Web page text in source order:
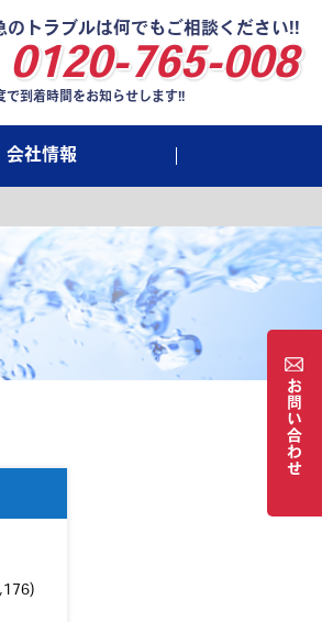
のトラブルは何でもご相談ください!!
0120-765-008
で到着時間をお知らせします!!
会社情報
お
問
い
合
わ
せ